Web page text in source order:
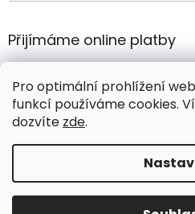
Pro optimální prohlížení
funkcí používáme cookies.
dozvíte zde.
Přijímáme online platby
Vytvořil
Copyright 2026growshop.cz.